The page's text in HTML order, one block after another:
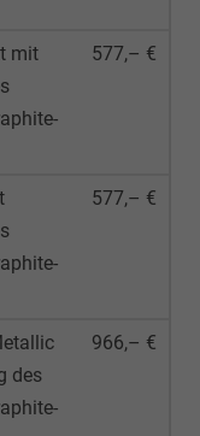
mit
577,– €
577,– €
des
966,– €